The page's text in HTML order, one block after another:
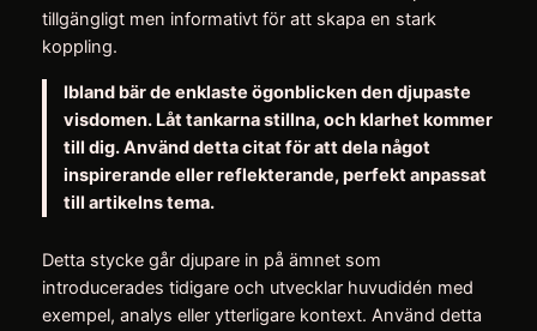
tillgängligt men informativt för att skapa en stark
koppling.
Ibland bär de enklaste ögonblicken den djupaste
visdomen. Låt tankarna stillna, och klarhet kommer
till dig. Använd detta citat för att dela något
inspirerande eller reflekterande, perfekt anpassat
till artikelns tema.
Detta stycke går djupare in på ämnet som
introducerades tidigare och utvecklar huvudidén med
exempel, analys eller ytterligare kontext. Använd detta